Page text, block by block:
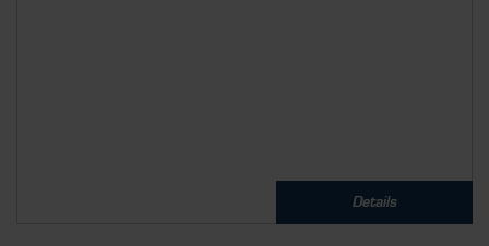
Details